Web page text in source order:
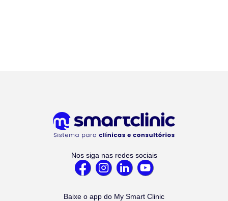
Nos siga nas redes sociais
Baixe o app do My Smart Clinic